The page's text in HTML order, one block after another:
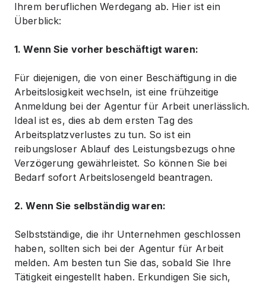
Ihrem beruflichen Werdegang ab. Hier ist ein
Überblick:
1. Wenn Sie vorher beschäftigt waren:
Für diejenigen, die von einer Beschäftigung in die
Arbeitslosigkeit wechseln, ist eine frühzeitige
Anmeldung bei der Agentur für Arbeit unerlässlich.
Ideal ist es, dies ab dem ersten Tag des
Arbeitsplatzverlustes zu tun. So ist ein
reibungsloser Ablauf des Leistungsbezugs ohne
Verzögerung gewährleistet. So können Sie bei
Bedarf sofort Arbeitslosengeld beantragen.
2. Wenn Sie selbständig waren:
Selbstständige, die ihr Unternehmen geschlossen
haben, sollten sich bei der Agentur für Arbeit
melden. Am besten tun Sie das, sobald Sie Ihre
Tätigkeit eingestellt haben. Erkundigen Sie sich,